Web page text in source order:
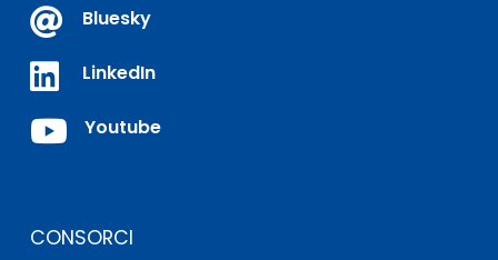
 Bluesky
 LinkedIn
 Youtube
CONSORCI